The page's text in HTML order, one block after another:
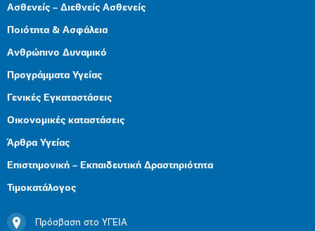
Ασθενείς – Διεθνείς Ασθενείς
Ποιότητα & Ασφάλεια
Ανθρώπινο Δυναμικό
Προγράμματα Υγείας
Γενικές Εγκαταστάσεις
Οικονομικές καταστάσεις
Άρθρα Υγείας
Επιστημονική – Εκπαιδευτική Δραστηριότητα
Τιμοκατάλογος
Πρόσβαση στο ΥΓΕΙΑ